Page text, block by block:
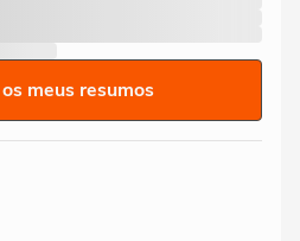
meus resumos